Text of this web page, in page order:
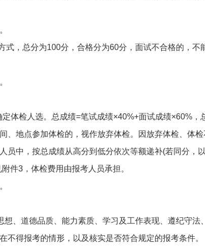
式，总分为100分，合格分为60分，面试不合格的，不
定体检人选。总成绩=笔试成绩×40%+面试成绩×60%，
、地点参加体检的，视作放弃体检。因放弃体检、体
员中，按总成绩从高分到低分依次等额递补(若同分，
件3，体检费用由报考人员承担。
想、道德品质、能力素质、学习及工作表现、遵纪守法
不得报考的情形，以及核实是否符合规定的报考条件。